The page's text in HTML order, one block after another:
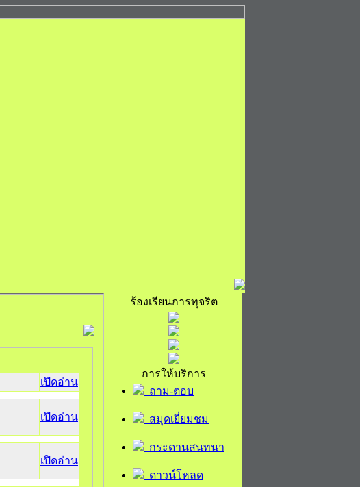
เปิดอ่าน
เปิดอ่าน
เปิดอ่าน
ร้องเรียนการทุจริต
การให้บริการ
ถาม-ตอบ
สมุดเยี่ยมชม
กระดานสนทนา
ดาวน์โหลด